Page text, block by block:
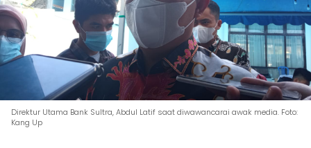
Direktur Utama Bank Sultra, Abdul Latif saat diwawancarai awak media. Foto:
Kang Up